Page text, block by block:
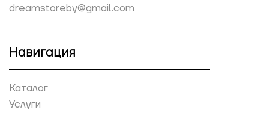
dreamstoreby@gmail.com
Навигация
Каталог
Услуги